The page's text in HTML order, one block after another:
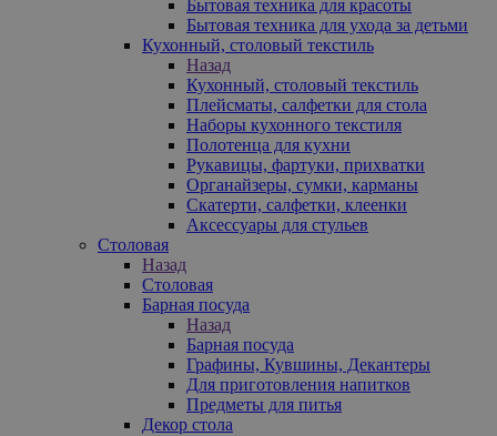
Бытовая техника для красоты
Бытовая техника для ухода за детьми
Кухонный, столовый текстиль
Назад
Кухонный, столовый текстиль
Плейсматы, салфетки для стола
Наборы кухонного текстиля
Полотенца для кухни
Рукавицы, фартуки, прихватки
Органайзеры, сумки, карманы
Скатерти, салфетки, клеенки
Аксессуары для стульев
Столовая
Назад
Столовая
Барная посуда
Назад
Барная посуда
Графины, Кувшины, Декантеры
Для приготовления напитков
Предметы для питья
Декор стола